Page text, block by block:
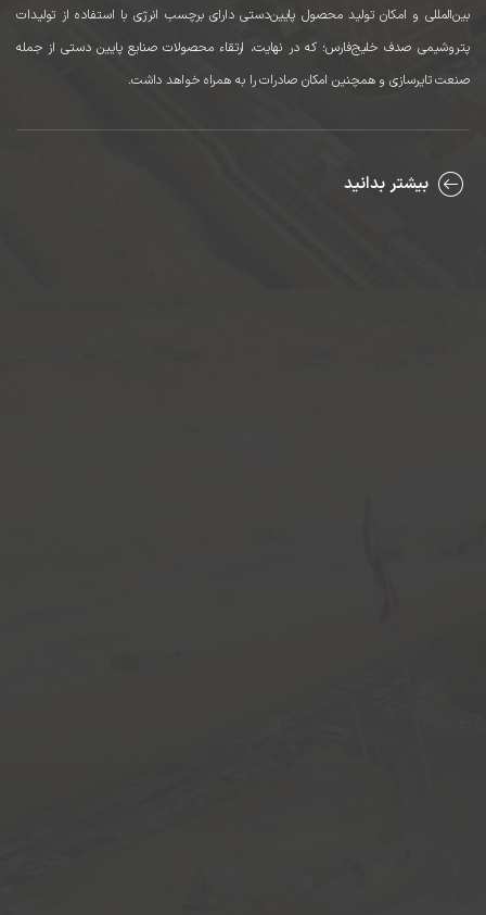
بین‌المللی و امکان تولید محصول پایین‌دستی دارای برچسب انرژی با استفاده از تولیدات
پتروشیمی صدف خلیج‌فارس؛ که در نهایت، ارتقاء محصولات صنایع پایین دستی از جمله
صنعت تایرسازی و همچنین امکان صادرات را به همراه خواهد داشت.
بیشتر بدانید